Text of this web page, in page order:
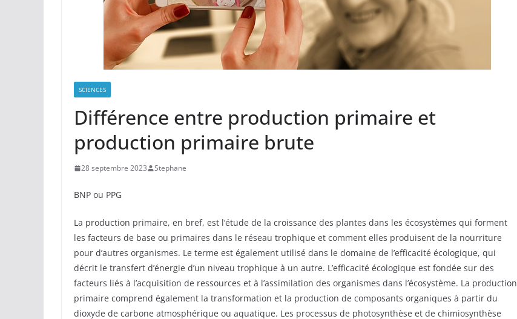
SCIENCES
Différence entre production primaire et
production primaire brute
28 septembre 2023 Stephane
BNP ou PPG
La production primaire, en bref, est l’étude de la croissance des plantes dans les écosystèmes qui forment
les facteurs de base ou primaires dans le réseau trophique et comment elles produisent de la nourriture
pour d’autres organismes. Le terme est également utilisé dans le domaine de l’efficacité écologique, qui
décrit le transfert d’énergie d’un niveau trophique à un autre. L’efficacité écologique est fondée sur des
facteurs liés à l’acquisition de ressources et à l’assimilation des organismes dans l’écosystème. La production
primaire comprend également la transformation et la production de composants organiques à partir du
dioxyde de carbone atmosphérique ou aquatique. Les processus de photosynthèse et de chimiosynthèse